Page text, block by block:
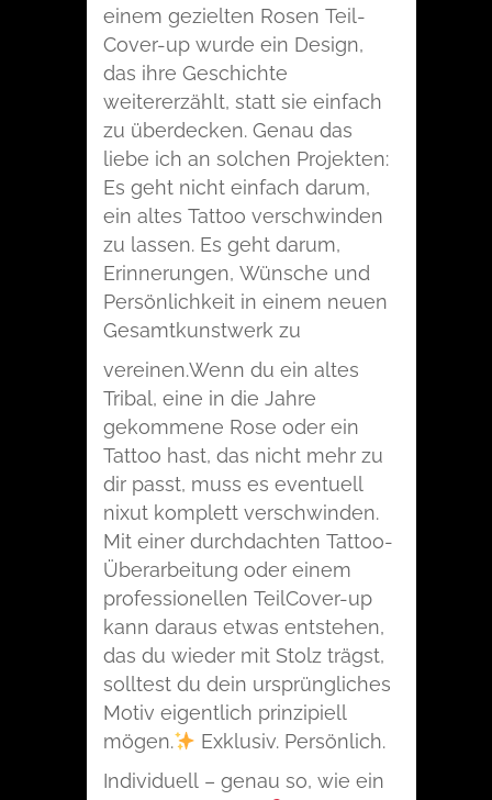
einem gezielten Rosen Teil-
Cover-up wurde ein Design,
das ihre Geschichte
weitererzählt, statt sie einfach
zu überdecken. Genau das
liebe ich an solchen Projekten:
Es geht nicht einfach darum,
ein altes Tattoo verschwinden
zu lassen. Es geht darum,
Erinnerungen, Wünsche und
Persönlichkeit in einem neuen
Gesamtkunstwerk zu
vereinen.Wenn du ein altes
Tribal, eine in die Jahre
gekommene Rose oder ein
Tattoo hast, das nicht mehr zu
dir passt, muss es eventuell
nixut komplett verschwinden.
Mit einer durchdachten Tattoo-
Überarbeitung oder einem
professionellen TeilCover-up
kann daraus etwas entstehen,
das du wieder mit Stolz trägst,
solltest du dein ursprüngliches
Motiv eigentlich prinzipiell
mögen.
Exklusiv. Persönlich.
Individuell – genau so, wie ein